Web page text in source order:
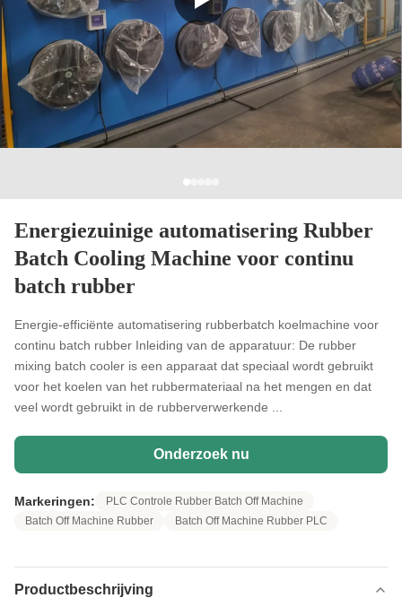
Energiezuinige automatisering Rubber
Batch Cooling Machine voor continu
batch rubber
Energie-efficiënte automatisering rubberbatch koelmachine voor
continu batch rubber Inleiding van de apparatuur: De rubber
mixing batch cooler is een apparaat dat speciaal wordt gebruikt
voor het koelen van het rubbermateriaal na het mengen en dat
veel wordt gebruikt in de rubberverwerkende ...
Onderzoek nu
Markeringen:
PLC Controle Rubber Batch Off Machine
Batch Off Machine Rubber
Batch Off Machine Rubber PLC
Productbeschrijving